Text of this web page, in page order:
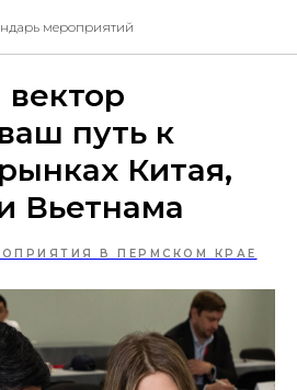
мероприятий
вектор
путь к
Китая,
Вьетнама
В ПЕРМСКОМ КРАЕ